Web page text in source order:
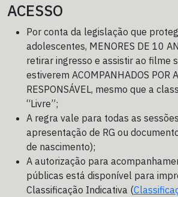
ACESSO
Por conta da legislação que
adolescentes, MENORES DE 10
retirar ingresso e assistir ao filme
estiverem ACOMPANHADOS POR
RESPONSÁVEL, mesmo que a
“Livre”;
A regra vale para todas as
apresentação de RG ou
de nascimento);
A autorização para
públicas está disponível para
Classificação Indicativa (